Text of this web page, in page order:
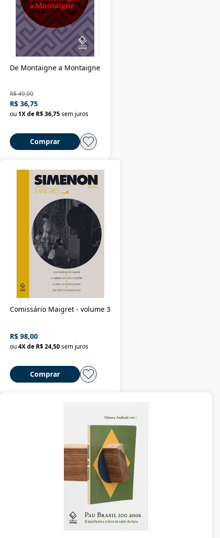
De Montaigne a Montaigne
R$ 49,00
R$ 36,75
ou1X de R$ 36,75sem juros
Comprar
Comissário Maigret - volume 3
R$ 98,00
ou4X de R$ 24,50sem juros
Comprar